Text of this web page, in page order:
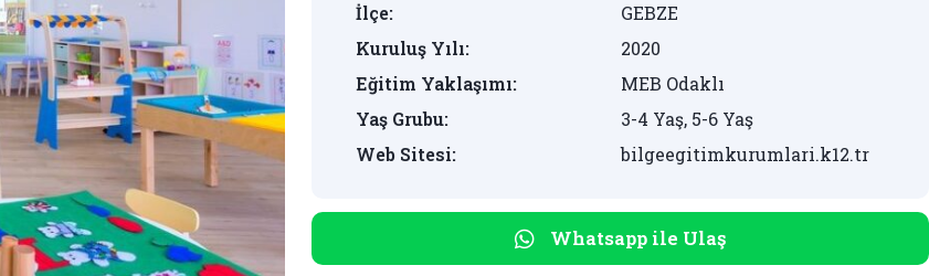
İlçe:
GEBZE
Kuruluş Yılı:
2020
Eğitim Yaklaşımı:
MEB Odaklı
Yaş Grubu:
3-4 Yaş, 5-6 Yaş
Web Sitesi:
bilgeegitimkurumlari.k12.tr
Whatsapp ile Ulaş